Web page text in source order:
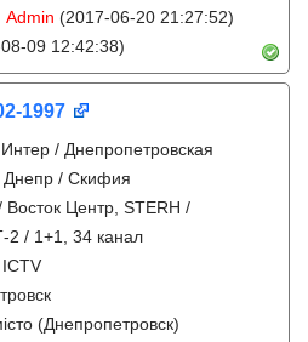
Admin (2017-06-20 21:27:52)
09 12:42:38)
1997
/ Днепропетровская
/ Скифия
Восток Центр, STERH /
2 / 1+1, 34 канал
(Днепропетровск)